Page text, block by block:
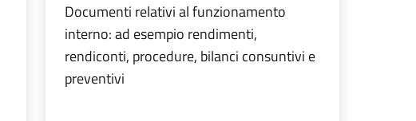
Documenti relativi al funzionamento
interno: ad esempio rendimenti,
rendiconti, procedure, bilanci consuntivi e
preventivi